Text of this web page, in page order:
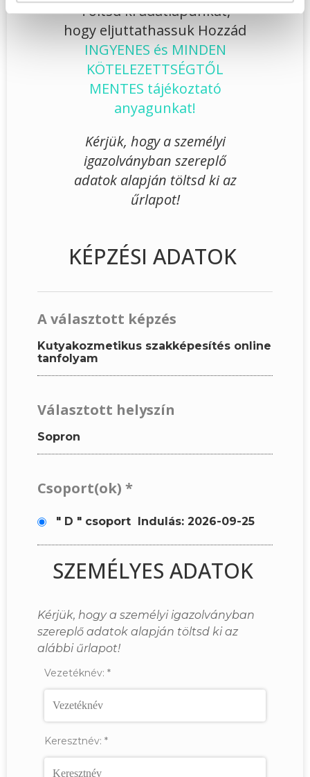
Töltsd ki adatlapunkat,
hogy eljuttathassuk Hozzád
INGYENES és MINDEN
KÖTELEZETTSÉGTŐL
MENTES tájékoztató
anyagunkat!
Kérjük, hogy a személyi
igazolványban szereplő
adatok alapján töltsd ki az
űrlapot!
KÉPZÉSI ADATOK
A választott képzés
Kutyakozmetikus szakképesítés online
tanfolyam
Választott helyszín
Sopron
Csoport(ok) *
" D " csoport Indulás: 2026-09-25
SZEMÉLYES ADATOK
Kérjük, hogy a személyi igazolványban
szereplő adatok alapján töltsd ki az
alábbi űrlapot!
Vezetéknév: *
Keresztnév: *